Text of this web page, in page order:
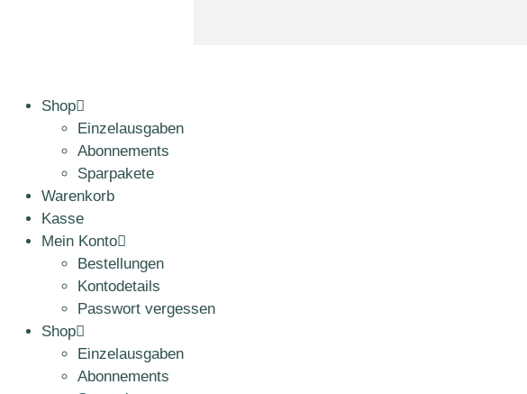
Shop
Einzelausgaben
Abonnements
Sparpakete
Warenkorb
Kasse
Mein Konto
Bestellungen
Kontodetails
Passwort vergessen
Shop
Einzelausgaben
Abonnements